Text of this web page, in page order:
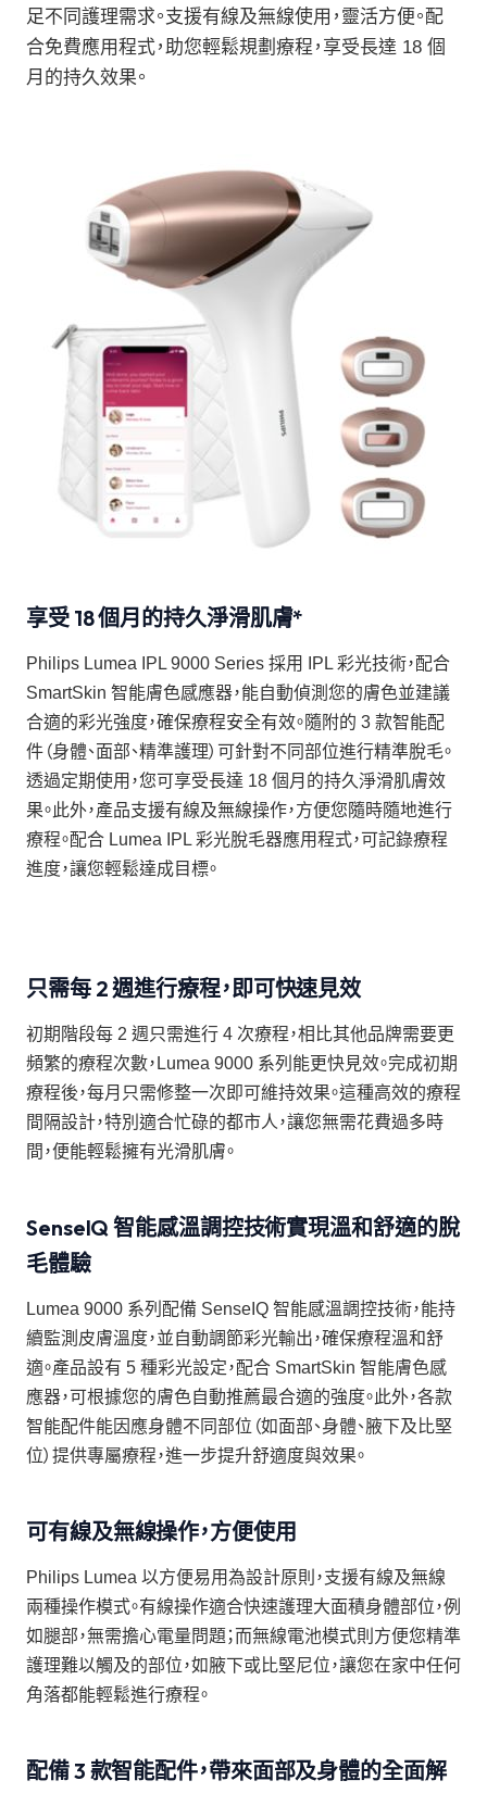
足不同護理需求。支援有線及無線使用，靈活方便。配
合免費應用程式，助您輕鬆規劃療程，享受長達 18 個
月的持久效果。
享受 18 個月的持久淨滑肌膚*
Philips Lumea IPL 9000 Series 採用 IPL 彩光技術，配合
SmartSkin 智能膚色感應器，能自動偵測您的膚色並建議
合適的彩光強度，確保療程安全有效。隨附的 3 款智能配
件（身體、面部、精準護理）可針對不同部位進行精準脫毛。
透過定期使用，您可享受長達 18 個月的持久淨滑肌膚效
果。此外，產品支援有線及無線操作，方便您隨時隨地進行
療程。配合 Lumea IPL 彩光脫毛器應用程式，可記錄療程
進度，讓您輕鬆達成目標。
只需每 2 週進行療程，即可快速見效
初期階段每 2 週只需進行 4 次療程，相比其他品牌需要更
頻繁的療程次數，Lumea 9000 系列能更快見效。完成初期
療程後，每月只需修整一次即可維持效果。這種高效的療程
間隔設計，特別適合忙碌的都市人，讓您無需花費過多時
間，便能輕鬆擁有光滑肌膚。
SenseIQ 智能感溫調控技術實現溫和舒適的脫
毛體驗
Lumea 9000 系列配備 SenseIQ 智能感溫調控技術，能持
續監測皮膚溫度，並自動調節彩光輸出，確保療程溫和舒
適。產品設有 5 種彩光設定，配合 SmartSkin 智能膚色感
應器，可根據您的膚色自動推薦最合適的強度。此外，各款
智能配件能因應身體不同部位（如面部、身體、腋下及比堅
位）提供專屬療程，進一步提升舒適度與效果。
可有線及無線操作，方便使用
Philips Lumea 以方便易用為設計原則，支援有線及無線
兩種操作模式。有線操作適合快速護理大面積身體部位，例
如腿部，無需擔心電量問題；而無線電池模式則方便您精準
護理難以觸及的部位，如腋下或比堅尼位，讓您在家中任何
角落都能輕鬆進行療程。
配備 3 款智能配件，帶來面部及身體的全面解